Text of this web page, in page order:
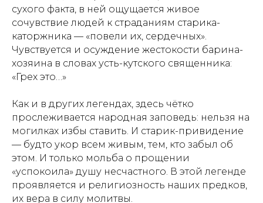
сухого факта, в ней ощущается живое
сочувствие людей к страданиям старика-
каторжника — «повели их, сердечных».
Чувствуется и осуждение жестокости барина-
хозяина в словах усть-кутского священника:
«Грех это…»
Как и в других легендах, здесь чётко
прослеживается народная заповедь: нельзя на
могилках избы ставить. И старик-привидение
— будто укор всем живым, тем, кто забыл об
этом. И только мольба о прощении
«успокоила» душу несчастного. В этой легенде
проявляется и религиозность наших предков,
их вера в силу молитвы.